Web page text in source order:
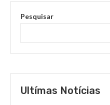
Pesquisar
Ultímas Notícias